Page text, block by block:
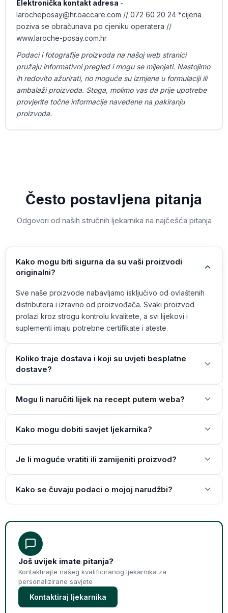
Elektronička kontakt adresa -
larocheposay@hr.oaccare.com // 072 60 20 24 *cijena
poziva se obračunava po cjeniku operatera //
www.laroche-posay.com.hr
Podaci i fotografije proizvoda na našoj web stranici
pružaju informativni pregled i mogu se mijenjati. Nastojimo
ih redovito ažurirati, no moguće su izmjene u formulaciji ili
ambalaži proizvoda. Stoga, molimo vas da prije upotrebe
provjerite točne informacije navedene na pakiranju
proizvoda.
Često postavljena pitanja
Odgovori od naših stručnih ljekarnika na najčešća pitanja
Kako mogu biti sigurna da su vaši proizvodi
originalni?
Sve naše proizvode nabavljamo isključivo od ovlaštenih
distributera i izravno od proizvođača. Svaki proizvod
prolazi kroz strogu kontrolu kvalitete, a svi lijekovi i
suplementi imaju potrebne certifikate i ateste.
Koliko traje dostava i koji su uvjeti besplatne
dostave?
Mogu li naručiti lijek na recept putem weba?
Kako mogu dobiti savjet ljekarnika?
Je li moguće vratiti ili zamijeniti proizvod?
Kako se čuvaju podaci o mojoj narudžbi?
Još uvijek imate pitanja?
Kontaktirajte našeg kvalificiranog ljekarnika za
personalizirane savjete
Kontaktiraj ljekarnika